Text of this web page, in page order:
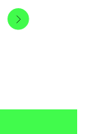
krachten